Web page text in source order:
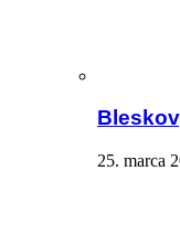
25. marca